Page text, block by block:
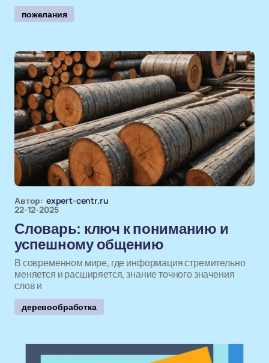
пожелания
Автор: expert-centr.ru
22-12-2025
Словарь: ключ к пониманию и
успешному общению
В современном мире, где информация стремительно
меняется и расширяется, знание точного значения
слов и
деревообработка